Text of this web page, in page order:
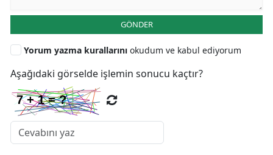
GÖNDER
Yorum yazma kurallarını okudum ve kabul ediyorum
Aşağıdaki görselde işlemin sonucu kaçtır?